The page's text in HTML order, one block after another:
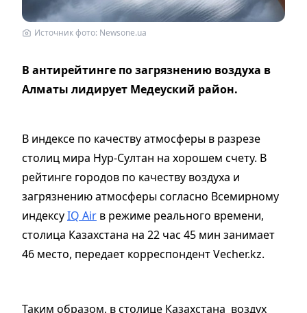
Источник фото: Newsоne.ua
В антирейтинге по загрязнению воздуха в
Алматы лидирует Медеуский район.
В индексе по качеству атмосферы в разрезе
столиц мира Нур-Султан на хорошем счету. В
рейтинге городов по качеству воздуха и
загрязнению атмосферы согласно Всемирному
индексуIQ Air в режиме реального времени,
столица Казахстана на 22 час 45 мин занимает
46 место, передает корреспондент Vecher.kz.
Таким образом, в столице Казахстана воздух